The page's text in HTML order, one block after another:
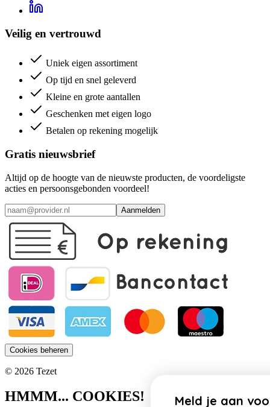
Veilig en vertrouwd
Uniek eigen assortiment
Op tijd en snel geleverd
Kleine en grote aantallen
Geschenken met eigen logo
Betalen op rekening mogelijk
Gratis nieuwsbrief
Altijd op de hoogte van de nieuwste producten, de voordeligste
acties en persoonsgebonden voordeel!
Aanmelden
Cookies beheren
© 2026 Tezet
HMMM... COOKIES!Meld je aan voor onze